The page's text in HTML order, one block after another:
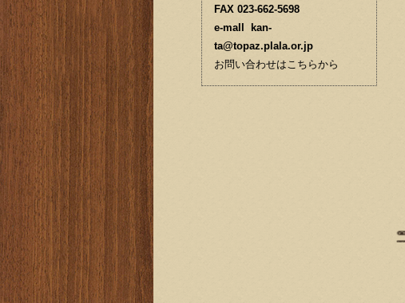
FAX 023-662-5698
e-mall kan-
ta@topaz.plala.or.jp
お問い合わせはこちらから